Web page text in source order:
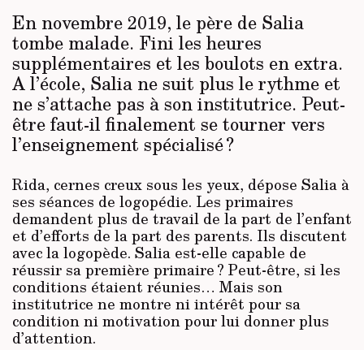
En novembre 2019, le père de Salia
tombe malade. Fini les heures
supplémentaires et les boulots en extra.
A l’école, Salia ne suit plus le rythme et
ne s’attache pas à son institutrice. Peut-
être faut-il finalement se tourner vers
l’enseignement spécialisé ?
Rida, cernes creux sous les yeux, dépose Salia à
ses séances de logopédie. Les primaires
demandent plus de travail de la part de l’enfant
et d’efforts de la part des parents. Ils discutent
avec la logopède. Salia est-elle capable de
réussir sa première primaire ? Peut-être, si les
conditions étaient réunies… Mais son
institutrice ne montre ni intérêt pour sa
condition ni motivation pour lui donner plus
d’attention.